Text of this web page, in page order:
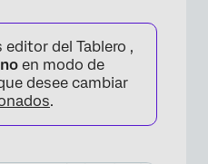
editor del Tablero ,
no en modo de
desee cambiar
.